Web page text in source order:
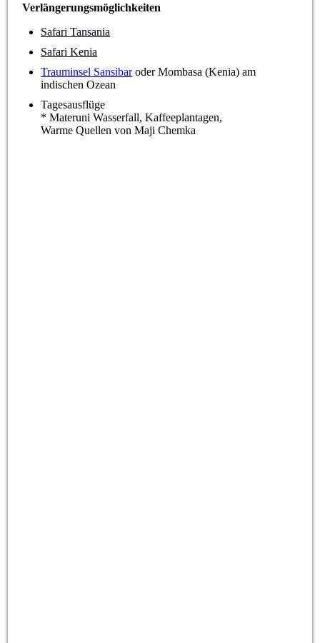
Verlängerungsmöglichkeiten
Safari Tansania
Safari Kenia
Trauminsel Sansibar oder Mombasa (Kenia) am
indischen Ozean
Tagesausflüge
*Materuni Wasserfall, Kaffeeplantagen,
Warme Quellen von Maji Chemka